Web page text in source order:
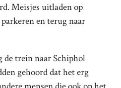
Meisjes uitladen op
en terug naar
de trein naar Schiphol
gehoord dat het erg